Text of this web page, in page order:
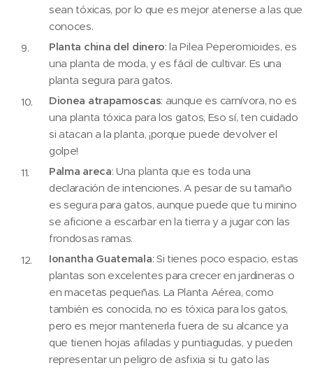
sean tóxicas, por lo que es mejor atenerse a las que
conoces.
Planta china del dinero: la Pilea Peperomioides, es
una planta de moda, y es fácil de cultivar. Es una
planta segura para gatos.
Dionea atrapamoscas: aunque es carnívora, no es
una planta tóxica para los gatos, Eso sí, ten cuidado
si atacan a la planta, ¡porque puede devolver el
golpe!
Palma areca: Una planta que es toda una
declaración de intenciones. A pesar de su tamaño
es segura para gatos, aunque puede que tu minino
se aficione a escarbar en la tierra y a jugar con las
frondosas ramas.
Ionantha Guatemala: Si tienes poco espacio, estas
plantas son excelentes para crecer en jardineras o
en macetas pequeñas. La Planta Aérea, como
también es conocida, no es tóxica para los gatos,
pero es mejor mantenerla fuera de su alcance ya
que tienen hojas afiladas y puntiagudas, y pueden
representar un peligro de asfixia si tu gato las